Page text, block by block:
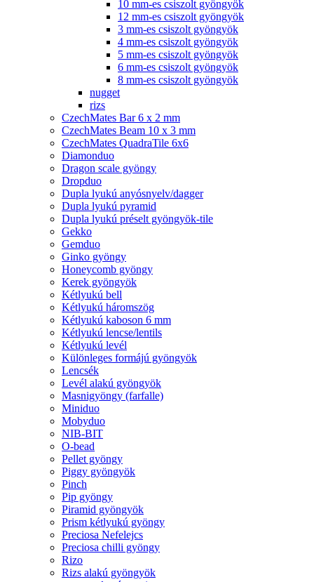
10 mm-es csiszolt gyöngyök
12 mm-es csiszolt gyöngyök
3 mm-es csiszolt gyöngyök
4 mm-es csiszolt gyöngyök
5 mm-es csiszolt gyöngyök
6 mm-es csiszolt gyöngyök
8 mm-es csiszolt gyöngyök
nugget
rizs
CzechMates Bar 6 x 2 mm
CzechMates Beam 10 x 3 mm
CzechMates QuadraTile 6x6
Diamonduo
Dragon scale gyöngy
Dropduo
Dupla lyukú anyósnyelv/dagger
Dupla lyukú pyramid
Dupla lyukú préselt gyöngyök-tile
Gekko
Gemduo
Ginko gyöngy
Honeycomb gyöngy
Kerek gyöngyök
Kétlyukú bell
Kétlyukú háromszög
Kétlyukú kaboson 6 mm
Kétlyukú lencse/lentils
Kétlyukú levél
Különleges formájú gyöngyök
Lencsék
Levél alakú gyöngyök
Masnigyöngy (farfalle)
Miniduo
Mobyduo
NIB-BIT
O-bead
Pellet gyöngy
Piggy gyöngyök
Pinch
Pip gyöngy
Piramid gyöngyök
Prism kétlyukú gyöngy
Preciosa Nefelejcs
Preciosa chilli gyöngy
Rizo
Rizs alakú gyöngyök